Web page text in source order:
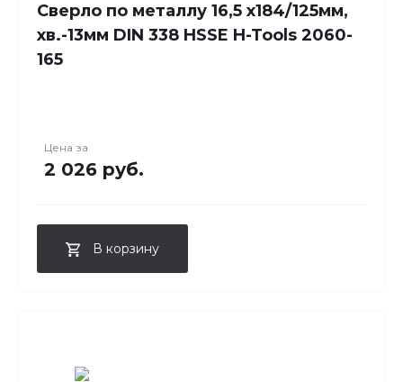
Сверло по металлу 16,5 x184/125мм,
хв.-13мм DIN 338 HSSE H-Tools 2060-
165
Цена за
2 026 руб.
В корзину